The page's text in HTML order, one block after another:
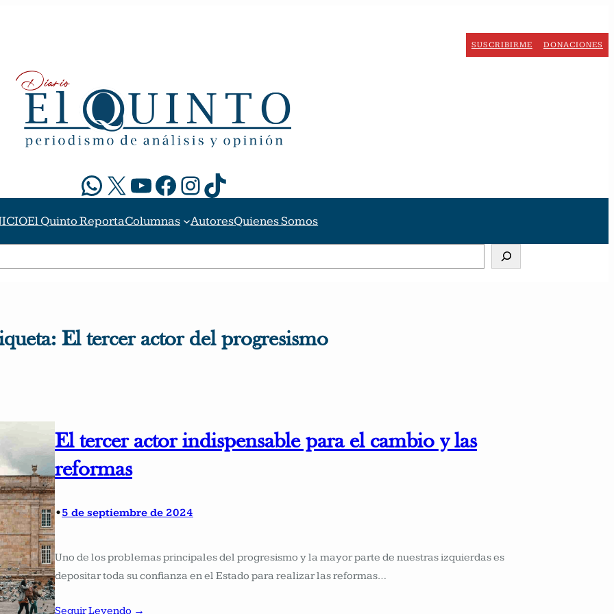
SUSCRIBIRME DONACIONES
WhatsApp
X YouTube
Facebook
Instagram
TikTok
El Quinto ReportaColumnas AutoresQuienes Somos
El tercer actor del progresismo
El tercer actor indispensable para el cambio y las
reformas
•5 de septiembre de 2024
Uno de los problemas principales del progresismo y la mayor parte de nuestras izquierdas es
depositar toda su confianza en el Estado para realizar las reformas…
Seguir Leyendo →